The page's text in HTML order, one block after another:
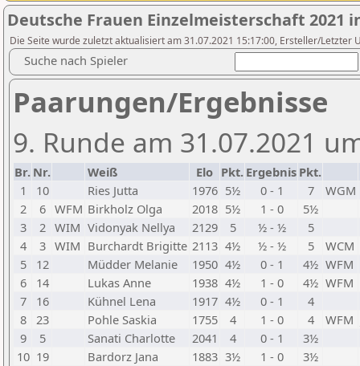
Deutsche Frauen Einzelmeisterschaft 2021
Die Seite wurde zuletzt aktualisiert am 31.07.2021 15:17:00, Ersteller/Letzter
Suche nach Spieler
Paarungen/Ergebnisse
9. Runde am 31.07.2021
Br. Nr. Weiß Elo Pkt. Ergebnis Pkt.
1
10 Ries Jutta 1976 5½ 0 - 1 7
WGM
2
6 WFM Birkholz Olga 2018 5½ 1 - 0
5½
3
2 WIM Vidonyak Nellya 2129 5 ½ - ½
5
4
3 WIM Burchardt Brigitte 2113 4½ ½ - ½ 5
WCM
5
12 Müdder Melanie 1950 4½ 0 - 1 4½ WFM
6
14 Lukas Anne 1938 4½ 1 - 0 4½ WFM
7
16 Kühnel Lena 1917 4½ 0 - 1
4
8
23 Pohle Saskia 1755 4 1 - 0 4
WFM
9
5 Sanati Charlotte 2041 4 0 - 1
3½
10 19 Bardorz Jana 1883 3½ 1 - 0
3½